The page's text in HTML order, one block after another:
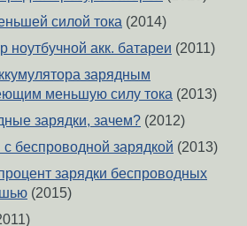
силой тока (2014)
ноутбучной акк. батареи (2011)
зарядным
меньшую силу тока (2013)
зарядки, зачем? (2012)
беспроводной зарядкой (2013)
зарядки беспроводных
(2015)